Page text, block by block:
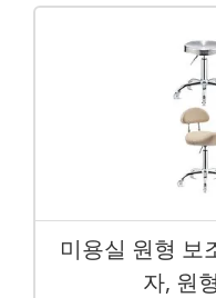
미용실 원형 보
자, 원